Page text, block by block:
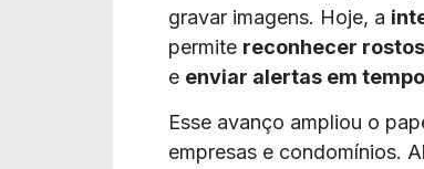
gravar imagens. Hoje, a
permite reconhecer rostos
e enviar alertas em
Esse avanço ampliou o
empresas e condomínios.